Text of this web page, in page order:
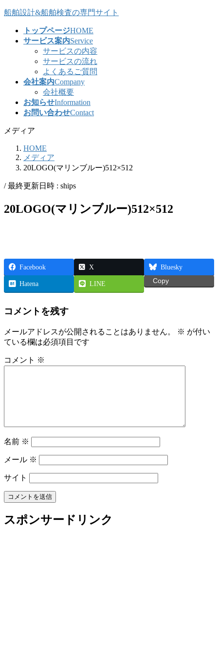
コ
ナ
船舶設計&船舶検査の専門サイト
トップページHOME
サービス案内Service
サービスの内容
サービスの流れ
よくあるご質問
会社案内Company
会社概要
お知らせInformation
お問い合わせContact
メディア
HOME
メディア
20LOGO(マリンブルー)512×512
/ 最終更新日時 : ships
20LOGO(マリンブルー)512×512
Facebook X Bluesky
Hatena LINE Copy
コメントを残す
メールアドレスが公開されることはありません。 ※ が付い
ている欄は必須項目です
コメント ※
名前 ※
メール ※
サイト
スポンサードリンク